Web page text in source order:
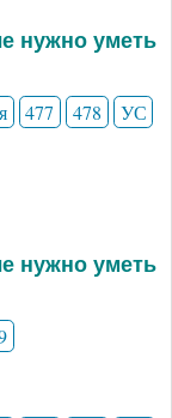
нужно уметь
477 478 УС
нужно уметь